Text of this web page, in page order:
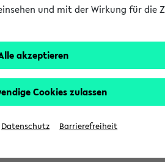
und mit der Wirkung für die
akzeptieren
Cookies zulassen
Datenschutz Barrierefreiheit